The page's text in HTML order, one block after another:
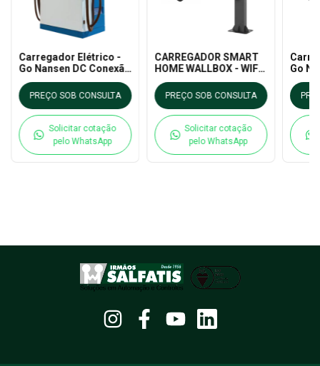
Carregador Elétrico -
Go Nansen DC Conexão
Dupla
PREÇO SOB CONSULTA
Solicitar cotação
pelo WhatsApp
CARREGADOR SMART
HOME WALLBOX - WIFI -
7KW - Nansen
PREÇO SOB CONSULTA
Solicitar cotação
pelo WhatsApp
Go
30kW